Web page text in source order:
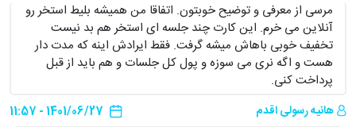
مرسی از معرفی و توضیح خوبتون. اتفاقا من همیشه بلیط استخر رو
آنلاین می خرم. این کارت چند جلسه ای استخر هم بد نیست
تخفیف خوبی باهاش میشه گرفت. فقط ایرادش اینه که مدت دار
هست و اگه نری می سوزه و پول کل جلسات و هم باید از قبل
پرداخت کنی.
هانیه رسولی اقدم 1401/06/27 - 11:57